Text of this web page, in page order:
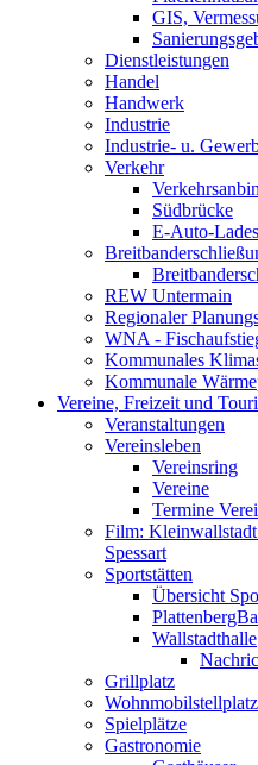
GIS,
Dienstleistungen
Handel
Handwerk
Industrie
Industrie- u.
Verkehr
Südbrücke
E-Auto-
REW Untermain
Regionaler
WNA -
Kommunales
Kommunale
Vereine, Freizeit und
Veranstaltungen
Vereinsleben
Vereinsring
Vereine
Termine
Film:
Spessart
Sportstätten
Übersicht
Wallstadthalle
Grillplatz
Wohnmobilstellplatz
Spielplätze
Gastronomie